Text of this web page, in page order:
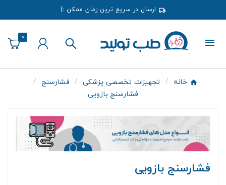
ارسال در سریع ترین زمان ممکن :)
0
خانه تجهیزات تخصصی پزشکی
فشارسنج
فشارسنج بازویی
فشارسنج بازویی